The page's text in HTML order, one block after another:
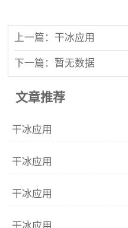
上一篇：干冰应用
下一篇：暂无数据
文章推荐
干冰应用
干冰应用
干冰应用